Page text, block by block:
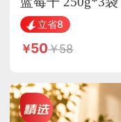
立省8
50 58